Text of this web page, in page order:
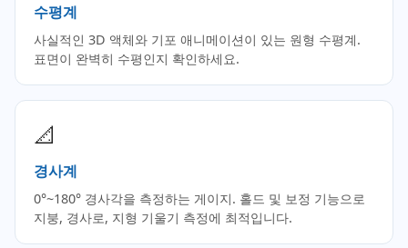
수평계
사실적인 3D 액체와 기포 애니메이션이 있는 원형 수평계.
표면이 완벽히 수평인지 확인하세요.
📐
경사계
0°~180° 경사각을 측정하는 게이지. 홀드 및 보정 기능으로
지붕, 경사로, 지형 기울기 측정에 최적입니다.